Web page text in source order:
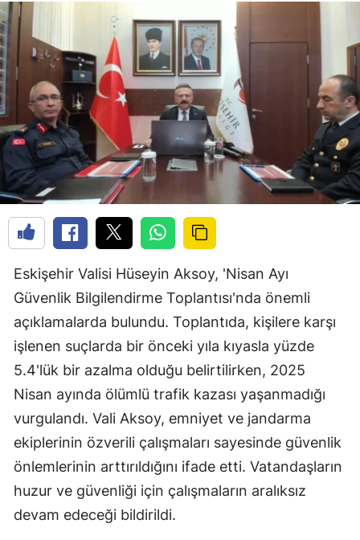
Eskişehir Valisi Hüseyin Aksoy, 'Nisan Ayı
Güvenlik Bilgilendirme Toplantısı'nda önemli
açıklamalarda bulundu. Toplantıda, kişilere karşı
işlenen suçlarda bir önceki yıla kıyasla yüzde
5.4'lük bir azalma olduğu belirtilirken, 2025
Nisan ayında ölümlü trafik kazası yaşanmadığı
vurgulandı. Vali Aksoy, emniyet ve jandarma
ekiplerinin özverili çalışmaları sayesinde güvenlik
önlemlerinin arttırıldığını ifade etti. Vatandaşların
huzur ve güvenliği için çalışmaların aralıksız
devam edeceği bildirildi.